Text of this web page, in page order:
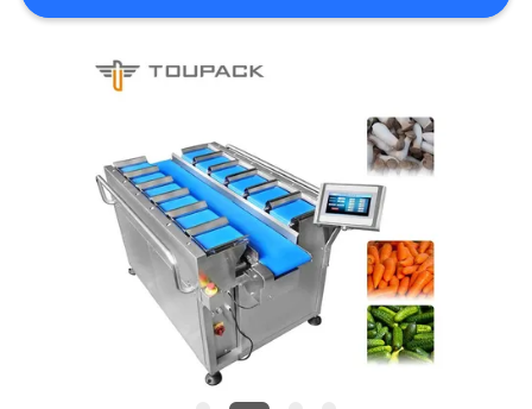
GEVALLEN
VRAAG
OFFERTE
SITEMAP
PRIVACYBELEID